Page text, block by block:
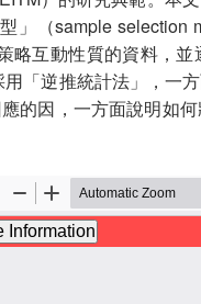
（sample selection
略互動性質的資料，
「逆推統計法」，一
的因，一方面說明如